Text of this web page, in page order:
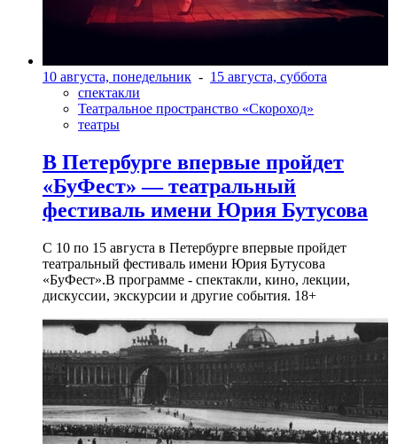
10 августа, понедельник - 15 августа, суббота
спектакли
Театральное пространство «Скороход»
театры
В Петербурге впервые пройдет
«БуФест» — театральный
фестиваль имени Юрия Бутусова
С 10 по 15 августа в Петербурге впервые пройдет
театральный фестиваль имени Юрия Бутусова
«БуФест».В программе - спектакли, кино, лекции,
дискуссии, экскурсии и другие события. 18+